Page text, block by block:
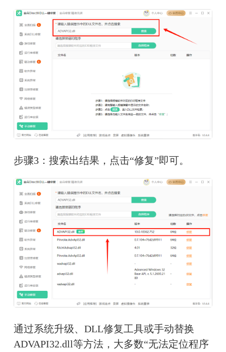
步骤3：搜索出结果，点击“修复”即可。
通过系统升级、DLL修复工具或手动替换
ADVAPI32.dll等方法，大多数“无法定位程序